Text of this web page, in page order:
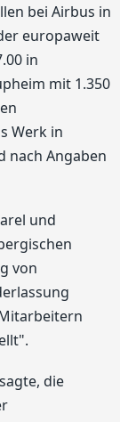
bei Airbus in
europaweit
in
mit 1.350
Werk in
nach Angaben
und
von
die